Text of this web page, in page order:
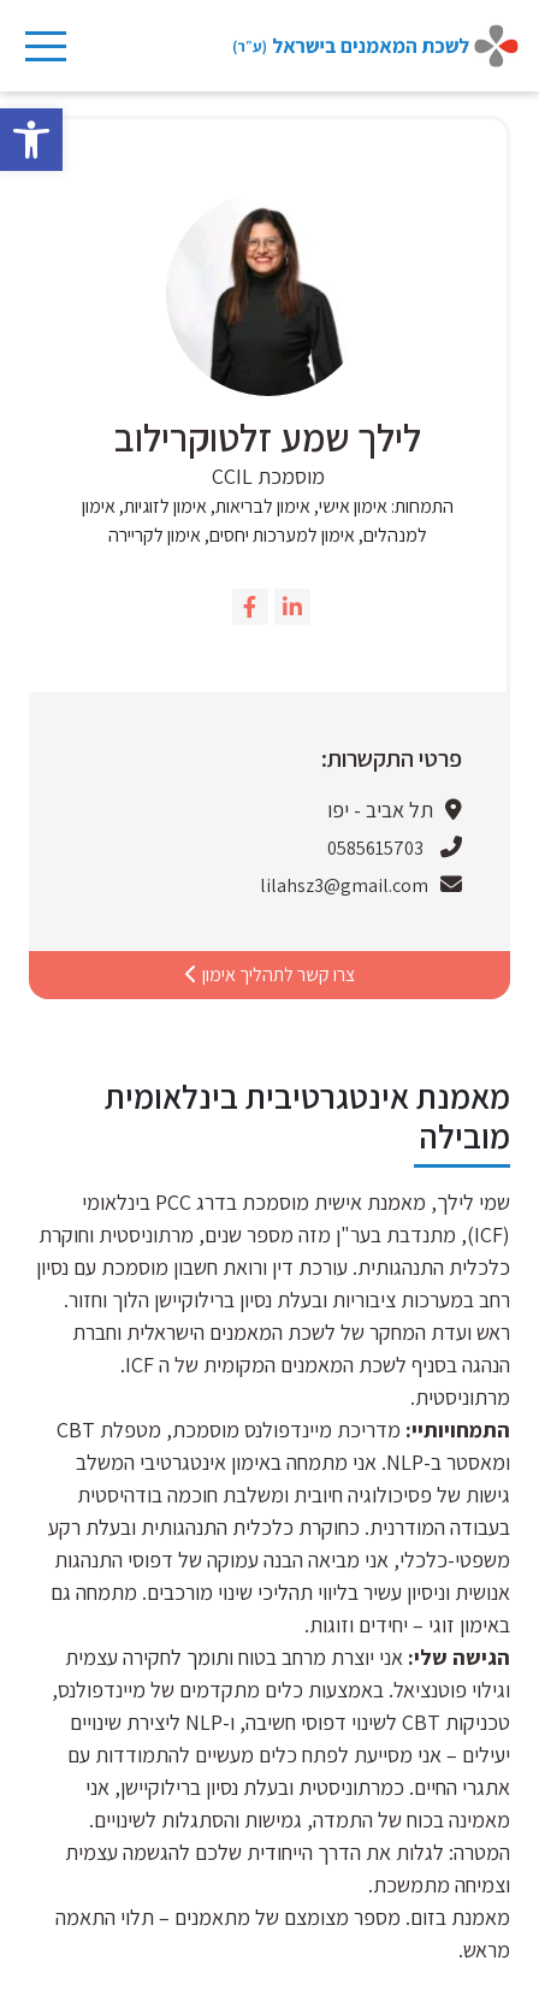
to
לילך שמע זלטוקרילוב
מוסמכת CCIL
התמחות:אימון אישי, אימון לבריאות, אימון לזוגיות, אימון
למנהלים, אימון למערכות יחסים, אימון לקריירה
פרטי התקשרות:
תל אביב - יפו
0585615703
lilahsz3@gmail.com
צרו קשר לתהליך אימון
מאמנת אינטגרטיבית בינלאומית
מובילה
שמי לילך, מאמנת אישית מוסמכת בדרג PCC בינלאומי
(ICF), מתנדבת בער"ן מזה מספר שנים, מרתוניסטית וחוקרת
כלכלית התנהגותית. עורכת דין ורואת חשבון מוסמכת עם נסיון
רחב במערכות ציבוריות ובעלת נסיון ברילוקיישן הלוך וחזור.
ראש ועדת המחקר של לשכת המאמנים הישראלית וחברת
הנהגה בסניף לשכת המאמנים המקומית של ה ICF.
מרתוניסטית.
התמחויותיי:
מדריכת מיינדפולנס מוסמכת, מטפלת CBT
ומאסטר ב-NLP. אני מתמחה באימון אינטגרטיבי המשלב
גישות של פסיכולוגיה חיובית ומשלבת חוכמה בודהיסטית
בעבודה המודרנית. כחוקרת כלכלית התנהגותית ובעלת רקע
משפטי-כלכלי, אני מביאה הבנה עמוקה של דפוסי התנהגות
אנושית וניסיון עשיר בליווי תהליכי שינוי מורכבים. מתמחה גם
באימון זוגי – יחידים וזוגות.
הגישה שלי: אני יוצרת מרחב בטוח ותומך לחקירה עצמית
וגילוי פוטנציאל. באמצעות כלים מתקדמים של מיינדפולנס,
טכניקות CBT לשינוי דפוסי חשיבה, ו-NLP ליצירת שינויים
יעילים – אני מסייעת לפתח כלים מעשיים להתמודדות עם
אתגרי החיים. כמרתוניסטית ובעלת נסיון ברילוקיישן, אני
מאמינה בכוח של התמדה, גמישות והסתגלות לשינויים.
המטרה: לגלות את הדרך הייחודית שלכם להגשמה עצמית
וצמיחה מתמשכת.
מאמנת בזום. מספר מצומצם של מתאמנים – תלוי התאמה
מראש.